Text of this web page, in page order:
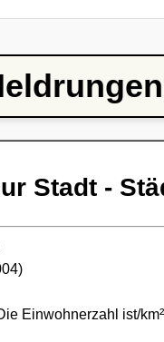
Stadt -
Einwohnerzahl ist/